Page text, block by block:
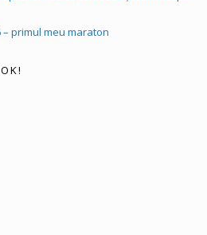
primul meu maraton